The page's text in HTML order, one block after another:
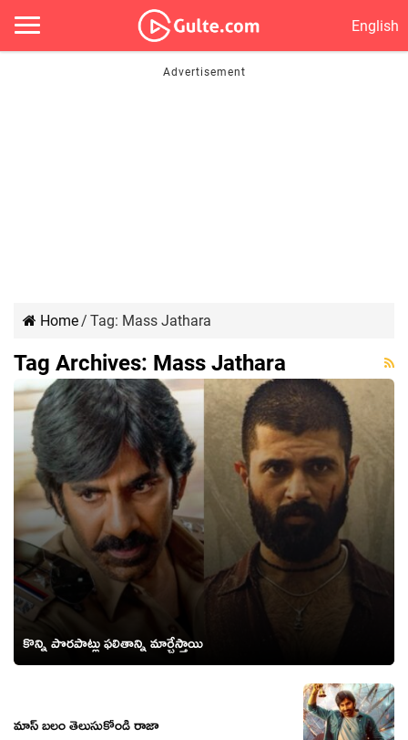
English
Home/ Tag: Mass Jathara
Tag Archives: Mass Jathara
కొన్ని పొరపాట్లు ఫలితాన్ని మార్చేస్తాయి
మాస్ బలం తెలుసుకోండి రాజా